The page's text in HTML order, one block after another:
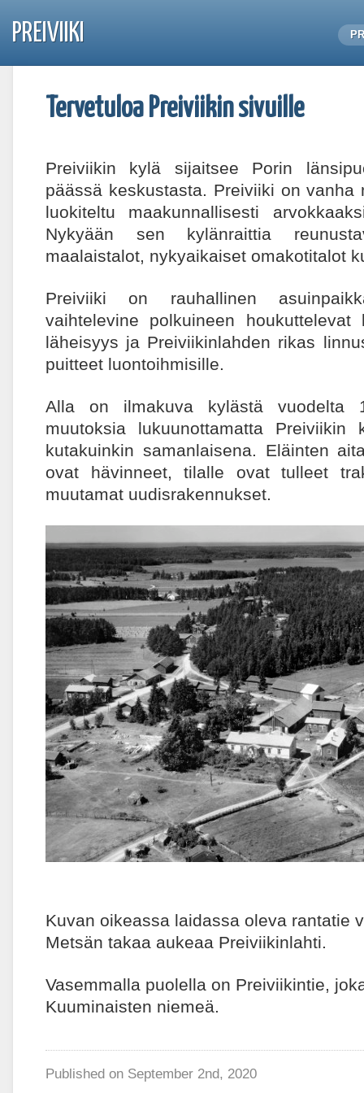
PREIVIIKI
Tervetuloa Preiviikin sivuille
Preiviikin kylä sijaitsee Porin
päässä keskustasta. Preiviiki on vanha
luokiteltu maakunnallisesti
Nykyään sen kylänraittia
maalaistalot, nykyaikaiset omakotitalot
Preiviiki on rauhallinen
vaihtelevine polkuineen houkuttelevat
läheisyys ja Preiviikinlahden rikas
puitteet luontoihmisille.
Alla on ilmakuva kylästä vuodelta
muutoksia lukuunottamatta
kutakuinkin samanlaisena. Eläinten
ovat hävinneet, tilalle ovat tulleet
muutamat uudisrakennukset.
Kuvan oikeassa laidassa oleva rantatie
Metsän takaa aukeaa Preiviikinlahti.
Vasemmalla puolella on Preiviikintie,
Kuuminaisten niemeä.
Published on September 2nd, 2020